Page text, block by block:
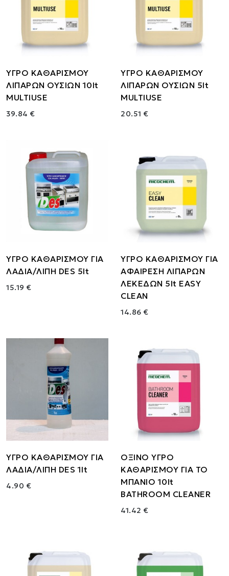
ΥΓΡΟ ΚΑΘΑΡΙΣΜΟΥ
ΛΙΠΑΡΩΝ ΟΥΣΙΩΝ 10lt
MULTIUSE
39.84 €
ΥΓΡΟ ΚΑΘΑΡΙΣΜΟΥ
ΛΙΠΑΡΩΝ ΟΥΣΙΩΝ 5lt
MULTIUSE
20.51 €
ΥΓΡΟ ΚΑΘΑΡΙΣΜΟΥ ΓΙΑ
ΛΑΔΙΑ/ΛΙΠΗ DES 5lt
15.19 €
ΥΓΡΟ ΚΑΘΑΡΙΣΜΟΥ ΓΙΑ
ΑΦΑΙΡΕΣΗ ΛΙΠΑΡΩΝ
ΛΕΚΕΔΩΝ 5lt EASY
CLEAN
14.86 €
ΥΓΡΟ ΚΑΘΑΡΙΣΜΟΥ ΓΙΑ
ΛΑΔΙΑ/ΛΙΠΗ DES 1lt
4.90 €
ΟΞΙΝΟ ΥΓΡΟ
ΚΑΘΑΡΙΣΜΟΥ ΓΙΑ ΤΟ
ΜΠΑΝΙΟ 10lt
BATHROOM CLEANER
41.42 €